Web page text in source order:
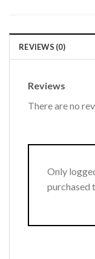
REVIEWS (0)
Reviews
There are no
Only
purchased